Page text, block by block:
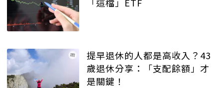
「這檔」ETF
提早退休的人都是高收入？43
歲退休分享：「支配餘額」才
是關鍵！